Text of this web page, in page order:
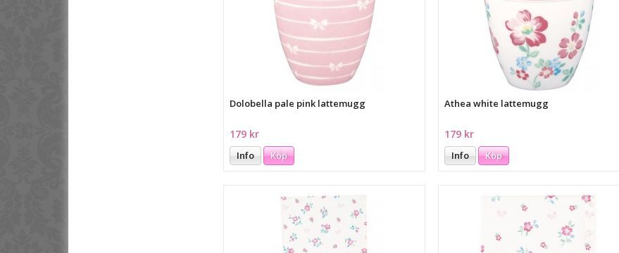
Dolobella pale pink lattemugg
179 kr
Info Köp
Athea white lattemugg
179 kr
Info Köp